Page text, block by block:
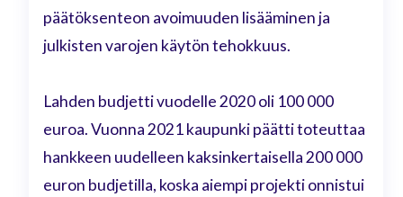
päätöksenteon avoimuuden lisääminen ja
julkisten varojen käytön tehokkuus.
Lahden budjetti vuodelle 2020 oli 100 000
euroa. Vuonna 2021 kaupunki päätti toteuttaa
hankkeen uudelleen kaksinkertaisella 200 000
euron budjetilla, koska aiempi projekti onnistui